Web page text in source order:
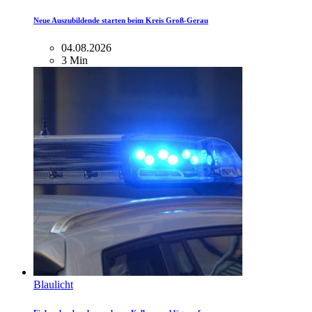
Neue Auszubildende starten beim Kreis Groß-Gerau
04.08.2026
3 Min
Blaulicht